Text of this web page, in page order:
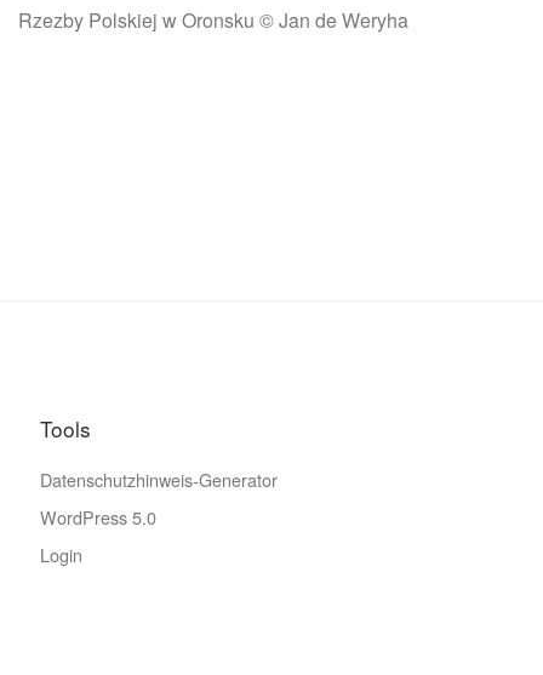
Rzezby Polskiej w Oronsku © Jan de Weryha
Tools
Datenschutzhinweis-Generator
WordPress 5.0
Login